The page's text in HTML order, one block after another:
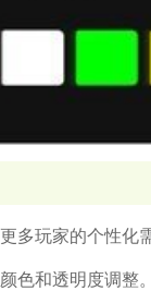
多玩家的个性化
色和透明度调整。